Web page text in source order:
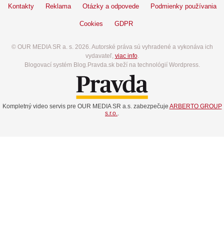
Kontakty Reklama Otázky a odpovede Podmienky používania
Cookies GDPR
© OUR MEDIA SR a. s. 2026. Autorské práva sú vyhradené a vykonáva ich
vydavateľ, viac info.
Blogovací systém Blog.Pravda.sk beží na technológií Wordpress.
Kompletný video servis pre OUR MEDIA SR a.s. zabezpečuje ARBERTO GROUP
s.r.o..